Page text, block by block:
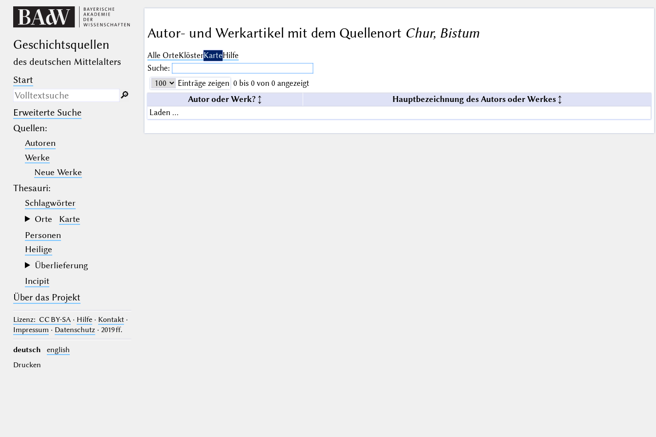
Geschichts­quellen
des deutschen Mittelalters
Start
Nur in Beschreibungs­texten
suchen
(der Unterstrich) ist Platzhalter für
genau ein Zeichen.
(das Prozentzeichen) ist Platzhalter
für kein, ein oder mehr als ein
Zeichen.
🔎︎
Erweiterte Suche
Quellen:
Autoren
Werke
Neue Werke
Thesauri:
Schlagwörter
Orte
Karte
Personen
Heilige
Überlieferung
Incipit
Über das Projekt
Lizenz: CC BY-SA· Hilfe· Kontakt·
Impressum · Datenschutz· 2019 ff.
deutsch
english
Drucken
Autor- und Werkartikel mit dem Quellenort Chur, Bistum
Alle OrteKlösterKarteHilfe
Suche:
Einträge zeigen 0 bis 0 von 0 angezeigt
Autor oder Werk?
Hauptbezeichnung des Autors oder Werkes
Laden …